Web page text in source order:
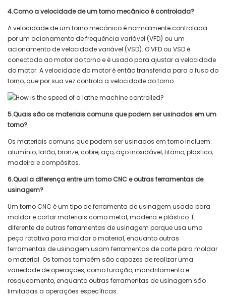
4.Como a velocidade de um torno mecânico é controlada?
A velocidade de um torno mecânico é normalmente controlada
por um acionamento de frequência variável (VFD) ou um
acionamento de velocidade variável (VSD). O VFD ou VSD é
conectado ao motor do torno e é usado para ajustar a velocidade
do motor. A velocidade do motor é então transferida para o fuso do
torno, que por sua vez controla a velocidade do torno.
5.Quais são os materiais comuns que podem ser usinados em um
torno?
Os materiais comuns que podem ser usinados em torno incluem:
alumínio, latão, bronze, cobre, aço, aço inoxidável, titânio, plástico,
madeira e compósitos.
6.Qual a diferença entre um torno CNC e outras ferramentas de
usinagem?
Um torno CNC é um tipo de ferramenta de usinagem usada para
moldar e cortar materiais como metal, madeira e plástico. É
diferente de outras ferramentas de usinagem porque usa uma
peça rotativa para moldar o material, enquanto outras
ferramentas de usinagem usam ferramentas de corte para moldar
o material. Os tornos também são capazes de realizar uma
variedade de operações, como furação, mandrilamento e
rosqueamento, enquanto outras ferramentas de usinagem são
limitadas a operações específicas.